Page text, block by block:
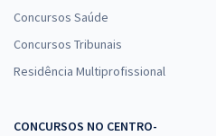
Concursos Saúde
Concursos Tribunais
Residência Multiprofissional
CONCURSOS NO CENTRO-